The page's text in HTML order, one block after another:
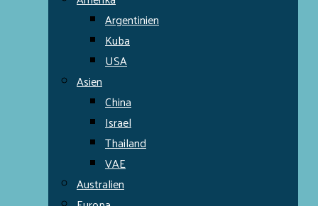
Argentinien
Kuba
USA
Asien
China
Israel
Thailand
VAE
Australien